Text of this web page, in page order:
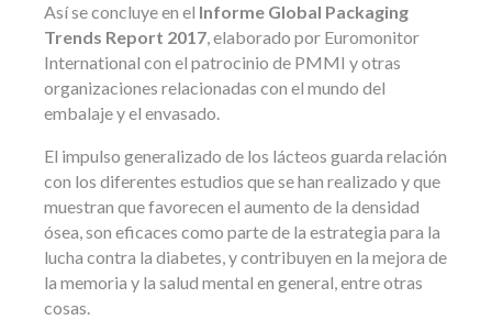
Así se concluye en el Informe Global Packaging
Trends Report 2017, elaborado por Euromonitor
International con el patrocinio de PMMI y otras
organizaciones relacionadas con el mundo del
embalaje y el envasado.
El impulso generalizado de los lácteos guarda relación
con los diferentes estudios que se han realizado y que
muestran que favorecen el aumento de la densidad
ósea, son eficaces como parte de la estrategia para la
lucha contra la diabetes, y contribuyen en la mejora de
la memoria y la salud mental en general, entre otras
cosas.